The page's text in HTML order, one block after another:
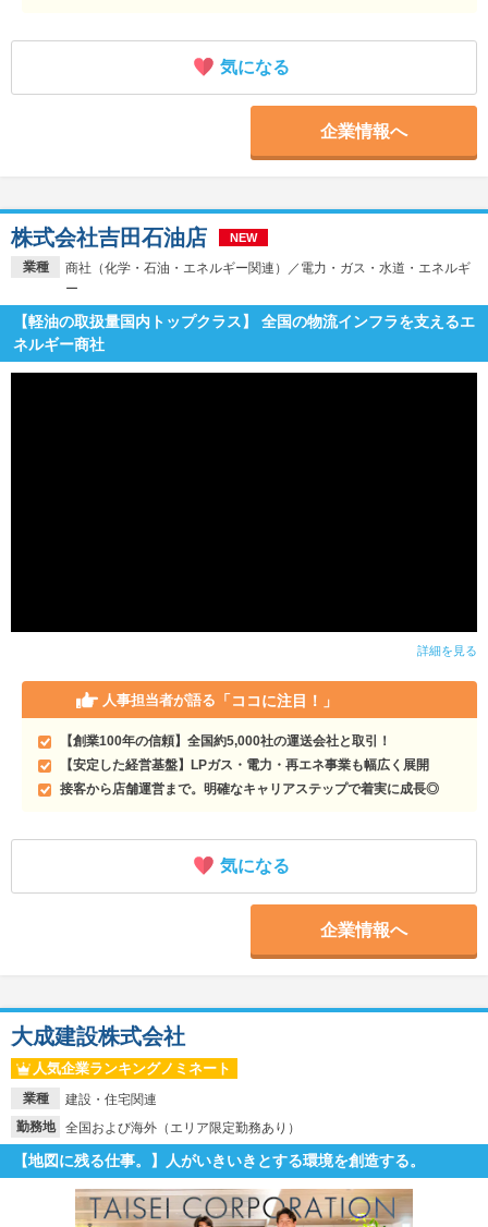
気になる
企業情報へ
業種
商社（化学・石油・エネルギー関連）／電力・ガス・水道・エネルギ
ー
株式会社吉田石油店 NEW
【軽油の取扱量国内トップクラス】 全国の物流インフラを支えるエ
ネルギー商社
詳細を見る
人事担当者が語る 「ココに注目！」
【創業100年の信頼】全国約5,000社の運送会社と取引！
【安定した経営基盤】LPガス・電力・再エネ事業も幅広く展開
接客から店舗運営まで。明確なキャリアステップで着実に成長◎
気になる
企業情報へ
業種
建設・住宅関連
勤務地
全国および海外（エリア限定勤務あり）
大成建設株式会社
人気企業ランキングノミネート
【地図に残る仕事。】人がいきいきとする環境を創造する。